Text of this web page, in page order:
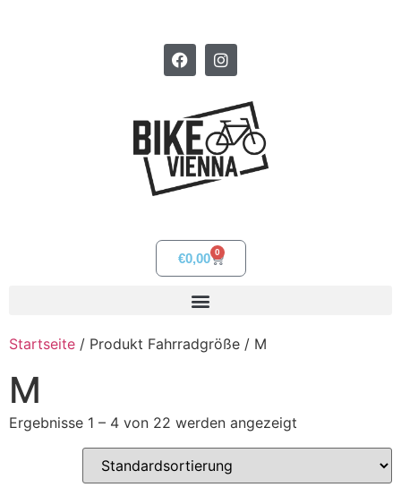
€0,00 0
Startseite / Produkt Fahrradgröße / M
M
Ergebnisse 1 – 4 von 22 werden angezeigt